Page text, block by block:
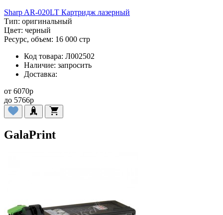
Sharp AR-020LT Картридж лазерный
Тип: оригинальный
Цвет: черный
Ресурс, объем: 16 000 стр
Код товара: Л002502
Наличие: запросить
Доставка:
от 6070p
до 5766p
GalaPrint